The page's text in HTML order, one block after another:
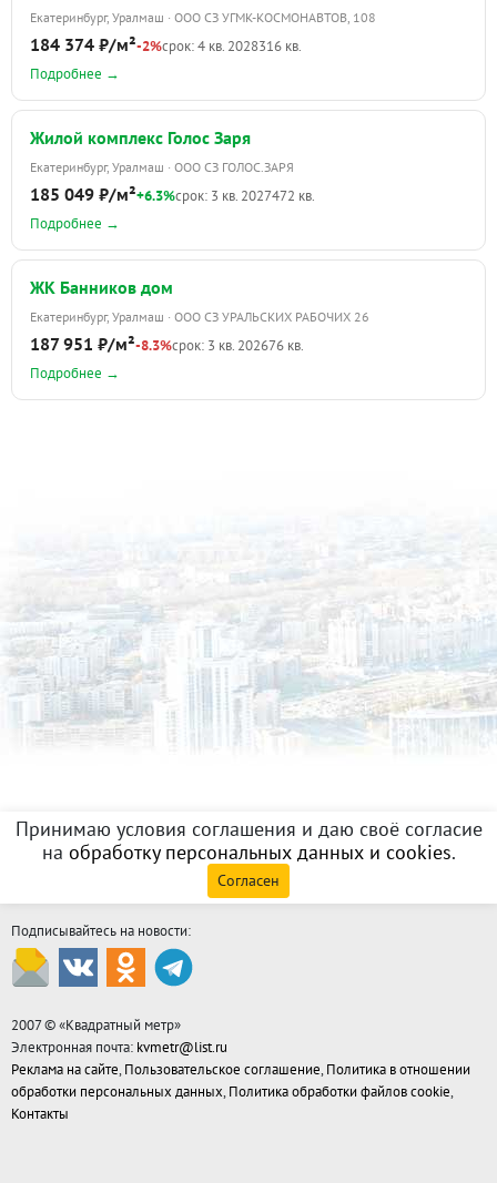
Екатеринбург, Уралмаш · ООО СЗ УГМК-КОСМОНАВТОВ, 108
184 374 ₽/м²-2%срок: 4 кв. 2028316 кв.
Подробнее →
Жилой комплекс Голос Заря
Екатеринбург, Уралмаш · ООО СЗ ГОЛОС.ЗАРЯ
185 049 ₽/м²+6.3%срок: 3 кв. 2027472 кв.
Подробнее →
ЖК Банников дом
Екатеринбург, Уралмаш · ООО СЗ УРАЛЬСКИХ РАБОЧИХ 26
187 951 ₽/м²-8.3%срок: 3 кв. 202676 кв.
Подробнее →
Принимаю условия соглашения и даю своё согласие
на обработку персональных данных и cookies.
Согласен
Подписывайтесь на новости:
2007 © «Квадратный метр»
Электронная почта: kvmetr@list.ru
Реклама на сайте, Пользовательское соглашение, Политика в отношении
обработки персональных данных, Политика обработки файлов cookie,
Контакты